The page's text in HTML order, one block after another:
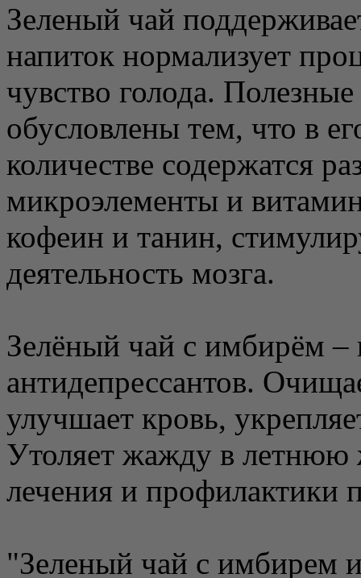
Зеленый чай
напиток нормализует
чувство голода. Полезные
обусловлены тем, что в
количестве содержатся
микроэлементы и
кофеин и танин,
деятельность мозга.
Зелёный чай с имбирём –
антидепрессантов.
улучшает кровь,
Утоляет жажду в летнюю
лечения и профилактики
"Зеленый чай с имбирем